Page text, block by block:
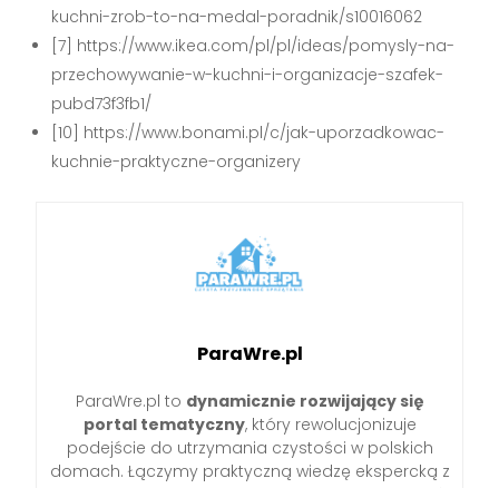
kuchni-zrob-to-na-medal-poradnik/s10016062
[7] https://www.ikea.com/pl/pl/ideas/pomysly-na-
przechowywanie-w-kuchni-i-organizacje-szafek-
pubd73f3fb1/
[10] https://www.bonami.pl/c/jak-uporzadkowac-
kuchnie-praktyczne-organizery
ParaWre.pl
ParaWre.pl to dynamicznie rozwijający się
portal tematyczny, który rewolucjonizuje
podejście do utrzymania czystości w polskich
domach. Łączymy praktyczną wiedzę ekspercką z